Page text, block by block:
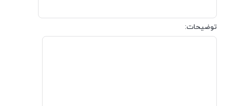
توضیحات: